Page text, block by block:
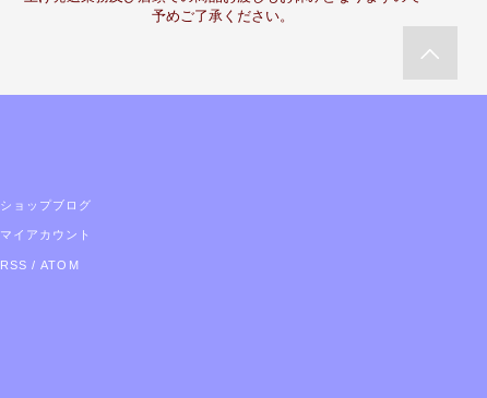
予めご了承ください。
ショップブログ
マイアカウント
RSS /ATOM